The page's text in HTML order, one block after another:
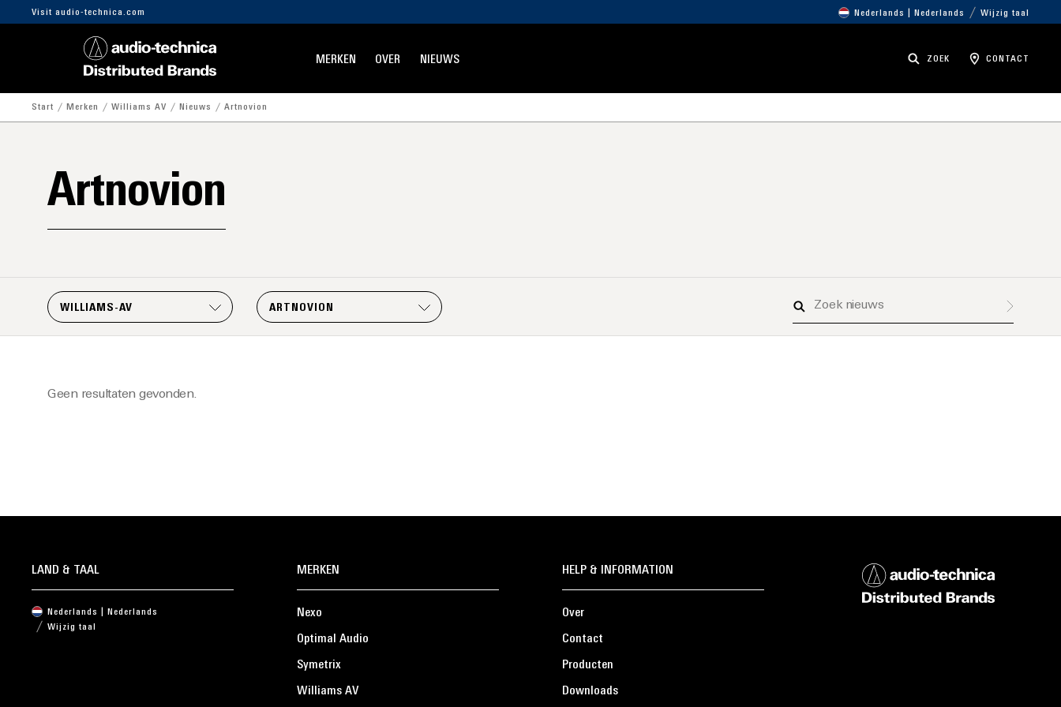
Visit audio-technica.com Nederlands | Nederlands Wijzig taal
MERKEN OVER NIEUWS ZOEK CONTACT
Start Merken Williams AV Nieuws Artnovion
Artnovion
Zoek
WILLIAMS-AV ARTNOVION
Geen resultaten gevonden.
MERKEN
Nexo
Optimal Audio
Symetrix
Williams AV
HELP & INFORMATION
Over
Contact
Producten
Downloads
LAND & TAAL
Nederlands | Nederlands
Wijzig taal